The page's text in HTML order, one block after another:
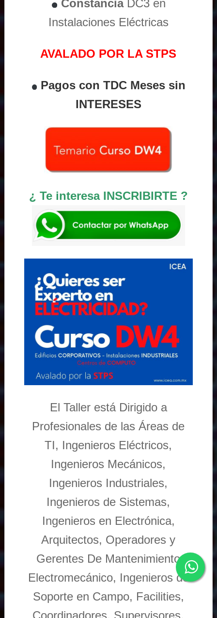
ConstanciaDC3 en
Instalaciones Eléctricas
AVALADO POR LA STPS
Pagos con TDC Meses sin
INTERESES
¿ Te interesa INSCRIBIRTE ?
El Taller está Dirigido a
Profesionales de las Áreas de
TI, Ingenieros Eléctricos,
Ingenieros Mecánicos,
Ingenieros Industriales,
Ingenieros de Sistemas,
Ingenieros en Electrónica,
Arquitectos, Operadores y
Gerentes De Mantenimiento
Electromecánico, Ingenieros de
Soporte en Campo, Facilities,
Coordinadores, Supervisores,